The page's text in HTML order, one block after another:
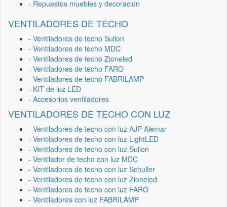
- Repuestos muebles y decoración
VENTILADORES DE TECHO
- Ventiladores de techo Sulion
- Ventiladores de techo MDC
- Ventiladores de techo Zioneled
- Ventiladores de techo FARO
- Ventiladores de techo FABRILAMP
- KIT de luz LED
- Accesorios ventiladores
VENTILADORES DE TECHO CON LUZ
- Ventiladores de techo con luz AJP Alemar
- Ventiladores de techo con luz LightLED
- Ventiladores de techo con luz Sulion
- Ventilador de techo con luz MDC
- Ventiladores de techo con luz Schuller
- Ventiladores de techo con luz Zioneled
- Ventiladores de techo con luz FARO
- Ventiladores con luz FABRILAMP